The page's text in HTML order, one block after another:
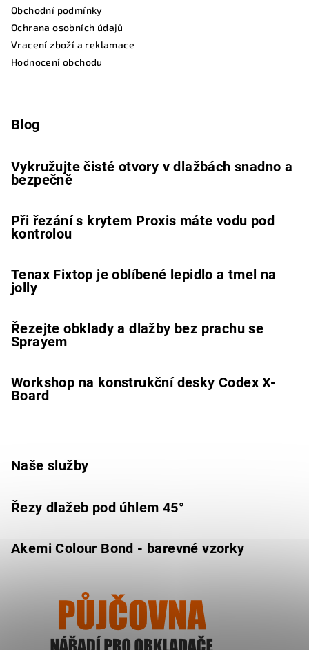
Obchodní podmínky
Ochrana osobních údajů
Vracení zboží a reklamace
Hodnocení obchodu
Blog
Vykružujte čisté otvory v dlažbách snadno a
bezpečně
Při řezání s krytem Proxis máte vodu pod
kontrolou
Tenax Fixtop je oblíbené lepidlo a tmel na
jolly
Řezejte obklady a dlažby bez prachu se
Sprayem
Workshop na konstrukční desky Codex X-
Board
Naše služby
Řezy dlažeb pod úhlem 45°
Akemi Colour Bond - barevné vzorky